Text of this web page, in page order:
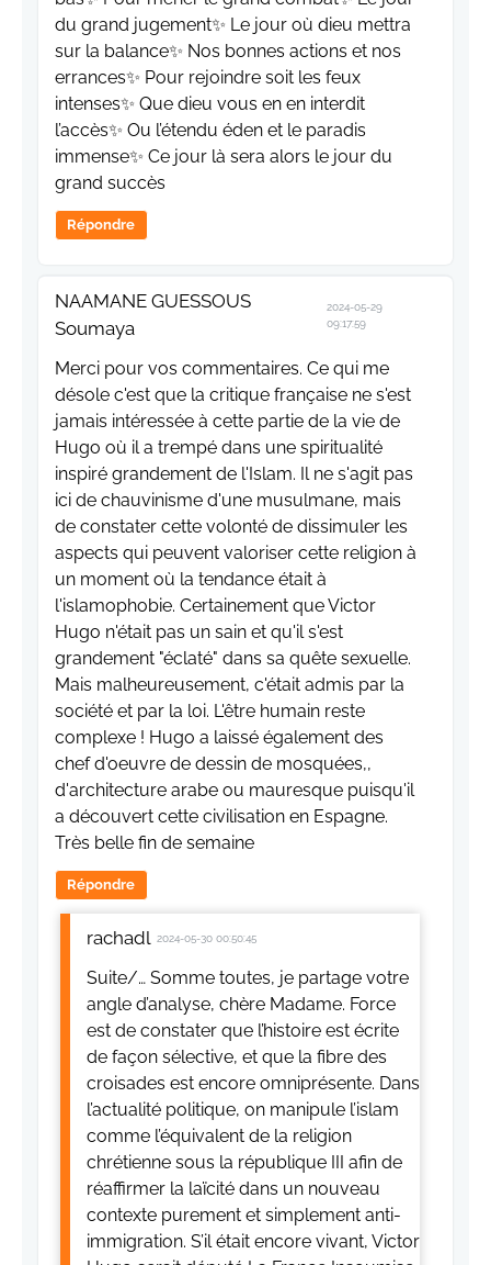
du grand jugement✨️ Le jour où dieu mettra
sur la balance✨️ Nos bonnes actions et nos
errances✨️ Pour rejoindre soit les feux
intenses✨️ Que dieu vous en en interdit
l’accès✨️ Ou l’étendu éden et le paradis
immense✨️ Ce jour là sera alors le jour du
grand succès
Répondre
NAAMANE GUESSOUS
Soumaya
2024-05-29
09:17:59
Merci pour vos commentaires. Ce qui me
désole c'est que la critique française ne s'est
jamais intéressée à cette partie de la vie de
Hugo où il a trempé dans une spiritualité
inspiré grandement de l'Islam. Il ne s'agit pas
ici de chauvinisme d'une musulmane, mais
de constater cette volonté de dissimuler les
aspects qui peuvent valoriser cette religion à
un moment où la tendance était à
l'islamophobie. Certainement que Victor
Hugo n'était pas un sain et qu'il s'est
grandement "éclaté" dans sa quête sexuelle.
Mais malheureusement, c'était admis par la
société et par la loi. L'être humain reste
complexe ! Hugo a laissé également des
chef d'oeuvre de dessin de mosquées,,
d'architecture arabe ou mauresque puisqu'il
a découvert cette civilisation en Espagne.
Très belle fin de semaine
Répondre
rachadl 2024-05-30 00:50:45
Suite/… Somme toutes, je partage votre
angle d’analyse, chère Madame. Force
est de constater que l’histoire est écrite
de façon sélective, et que la fibre des
croisades est encore omniprésente. Dans
l’actualité politique, on manipule l’islam
comme l’équivalent de la religion
chrétienne sous la république III afin de
réaffirmer la laïcité dans un nouveau
contexte purement et simplement anti-
immigration. S’il était encore vivant, Victor